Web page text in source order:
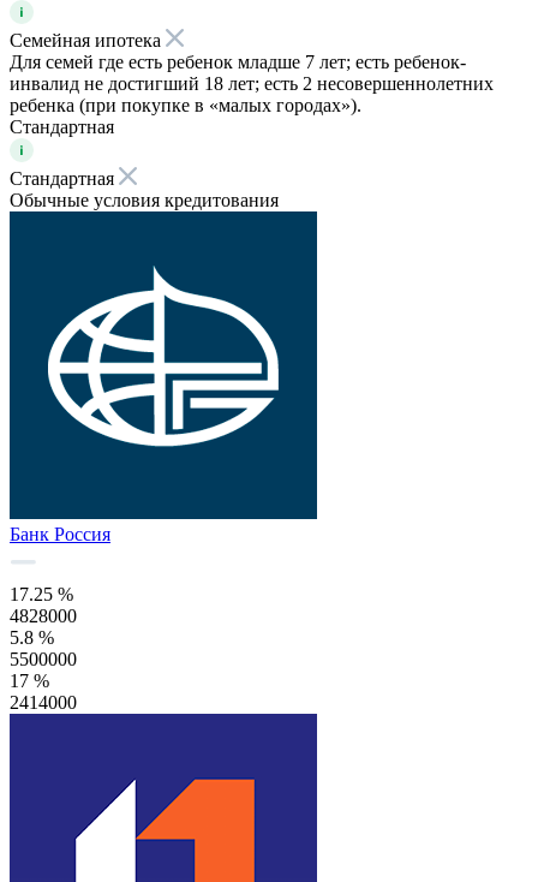
Семейная ипотека
Для семей где есть ребенок младше 7 лет; есть ребенок-
инвалид не достигший 18 лет; есть 2 несовершеннолетних
ребенка (при покупке в «малых городах»).
Стандартная
Стандартная
Обычные условия кредитования
Банк Россия
17.25 %
4828000
5.8 %
5500000
17 %
2414000